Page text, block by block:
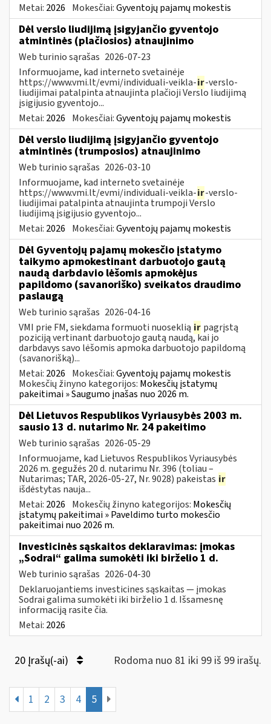
Metai: 2026 Mokesčiai:Gyventojų pajamų mokestis
Dėl verslo liudijimą įsigyjančio gyventojo
atmintinės (plačiosios) atnaujinimo
Web turinio sąrašas 2026-07-23
Informuojame, kad interneto svetainėje
https://www.vmi.lt/evmi/individuali-veikla-ir-verslo-
liudijimai patalpinta atnaujinta plačioji Verslo liudijimą
įsigijusio gyventojo...
Metai: 2026 Mokesčiai:Gyventojų pajamų mokestis
Dėl verslo liudijimą įsigyjančio gyventojo
atmintinės (trumposios) atnaujinimo
Web turinio sąrašas 2026-03-10
Informuojame, kad interneto svetainėje
https://www.vmi.lt/evmi/individuali-veikla-ir-verslo-
liudijimai patalpinta atnaujinta trumpoji Verslo
liudijimą įsigijusio gyventojo...
Metai: 2026 Mokesčiai:Gyventojų pajamų mokestis
Dėl Gyventojų pajamų mokesčio įstatymo
taikymo apmokestinant darbuotojo gautą
naudą darbdavio lėšomis apmokėjus
papildomo (savanoriško) sveikatos draudimo
paslaugą
Web turinio sąrašas 2026-04-16
VMI prie FM, siekdama formuoti nuoseklią ir pagrįstą
poziciją vertinant darbuotojo gautą naudą, kai jo
darbdavys savo lėšomis apmoka darbuotojo papildomą
(savanorišką)...
Metai: 2026 Mokesčiai:Gyventojų pajamų mokestis
Mokesčių žinyno kategorijos: Mokesčių įstatymų
pakeitimai » Saugumo įnašas nuo 2026 m.
Dėl Lietuvos Respublikos Vyriausybės 2003 m.
sausio 13 d. nutarimo Nr. 24 pakeitimo
Web turinio sąrašas 2026-05-29
Informuojame, kad Lietuvos Respublikos Vyriausybės
2026 m. gegužės 20 d. nutarimu Nr. 396 (toliau –
Nutarimas; TAR, 2026-05-27, Nr. 9028) pakeistas ir
išdėstytas nauja...
Metai: 2026 Mokesčių žinyno kategorijos: Mokesčių
įstatymų pakeitimai » Paveldimo turto mokesčio
pakeitimai nuo 2026 m.
Investicinės sąskaitos deklaravimas: įmokas
„Sodrai“ galima sumokėti iki birželio 1 d.
Web turinio sąrašas 2026-04-30
Deklaruojantiems investicines sąskaitas — įmokas
Sodrai galima sumokėti iki birželio 1 d. Išsamesnę
informaciją rasite čia.
Metai: 2026
20 Įrašų(-ai) Rodoma nuo 81 iki 99 iš 99 irašų.
1 2 3 4 5